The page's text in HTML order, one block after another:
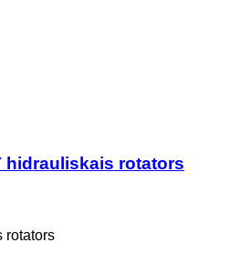
hidrauliskais rotators
rotators